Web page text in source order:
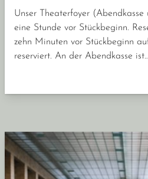
Unser Theaterfoyer
eine Stunde vor Stückbeginn.
zehn Minuten vor Stückbeginn
reserviert. An der Abendkasse